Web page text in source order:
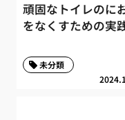
頑固なトイレのに
をなくすための実
未分類